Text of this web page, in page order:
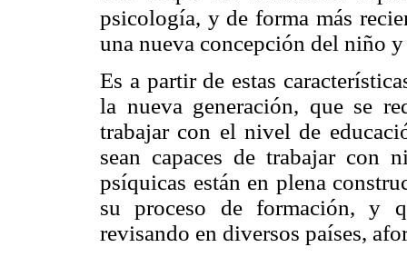
psicología, y de forma más
una nueva concepción del niño
Es a partir de estas
la nueva generación, que se
trabajar con el nivel de
sean capaces de trabajar con
psíquicas están en plena
su proceso de formación, y
revisando en diversos países,